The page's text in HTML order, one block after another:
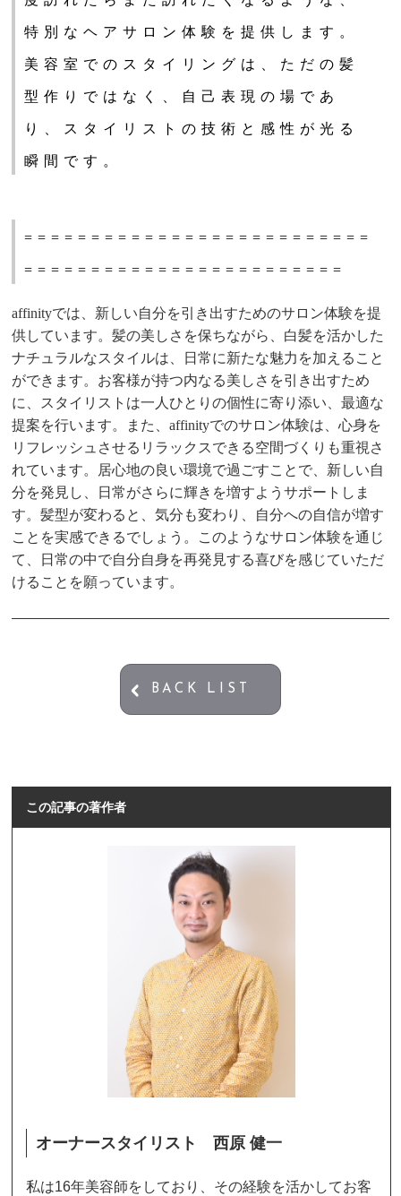
特別なヘアサロン体験を提供します。
美容室でのスタイリングは、ただの髪
型作りではなく、自己表現の場であ
り、スタイリストの技術と感性が光る
瞬間です。
==========================
========================
affinityでは、新しい自分を引き出すためのサロン体験を提
供しています。髪の美しさを保ちながら、白髪を活かした
ナチュラルなスタイルは、日常に新たな魅力を加えること
ができます。お客様が持つ内なる美しさを引き出すため
に、スタイリストは一人ひとりの個性に寄り添い、最適な
提案を行います。また、affinityでのサロン体験は、心身を
リフレッシュさせるリラックスできる空間づくりも重視さ
れています。居心地の良い環境で過ごすことで、新しい自
分を発見し、日常がさらに輝きを増すようサポートしま
す。髪型が変わると、気分も変わり、自分への自信が増す
ことを実感できるでしょう。このようなサロン体験を通じ
て、日常の中で自分自身を再発見する喜びを感じていただ
けることを願っています。
BACK LIST
この記事の著作者
オーナースタイリスト 西原 健一
私は16年美容師をしており、その経験を活かしてお客